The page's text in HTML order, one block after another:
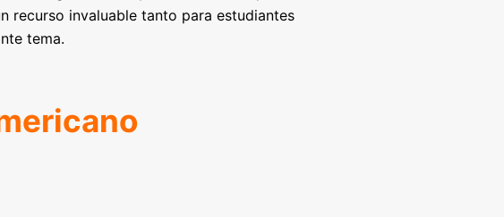
recurso invaluable tanto para estudiantes
tema.